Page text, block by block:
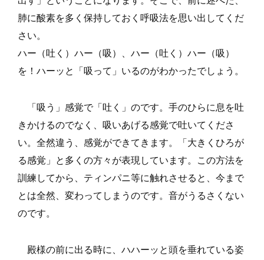
肺に酸素を多く保持しておく呼吸法を思い出してくだ
さい。
ハー（吐く）ハー（吸）、ハー（吐く）ハー（吸）
を！ハーッと「吸って」いるのがわかったでしょう。
「吸う」感覚で「吐く」のです。手のひらに息を吐
きかけるのでなく、吸いあげる感覚で吐いてくださ
い。全然違う、感覚ができてきます。「大きくひろが
る感覚」と多くの方々が表現しています。この方法を
訓練してから、ティンパニ等に触れさせると、今まで
とは全然、変わってしまうのです。音がうるさくない
のです。
殿様の前に出る時に、ハハーッと頭を垂れている姿